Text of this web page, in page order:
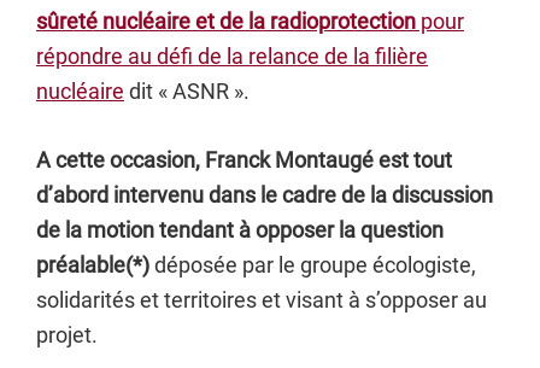
sûreté nucléaire et de la radioprotection pour
répondre au défi de la relance de la filière
nucléaire dit « ASNR ».
A cette occasion, Franck Montaugé est tout
d’abord intervenu dans le cadre de la discussion
de la motion tendant à opposer la question
préalable(*)déposée par le groupe écologiste,
solidarités et territoires et visant à s’opposer au
projet.